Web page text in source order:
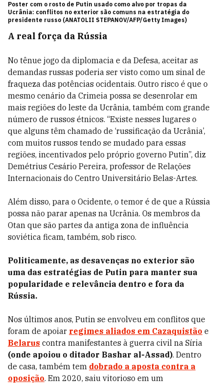
Poster com o rosto de Putin usado como alvo por tropas da
Ucrânia: conflitos no exterior são comuns na estratégia do
presidente russo (ANATOLII STEPANOV/AFP/Getty Images)
A real força da Rússia
No tênue jogo da diplomacia e da Defesa, aceitar as
demandas russas poderia ser visto como um sinal de
fraqueza das potências ocidentais. Outro risco é que o
mesmo cenário da Crimeia possa se desenrolar em
mais regiões do leste da Ucrânia, também com grande
número de russos étnicos. “Existe nesses lugares o
que alguns têm chamado de ‘russificação da Ucrânia’,
com muitos russos tendo se mudado para essas
regiões, incentivados pelo próprio governo Putin”, diz
Demétrius Cesário Pereira, professor de Relações
Internacionais do Centro Universitário Belas-Artes.
Além disso, para o Ocidente, o temor é de que a Rússia
possa não parar apenas na Ucrânia. Os membros da
Otan que são partes da antiga zona de influência
soviética ficam, também, sob risco.
Politicamente, as desavenças no exterior são
uma das estratégias de Putin para manter sua
popularidade e relevância dentro e fora da
Rússia.
Nos últimos anos, Putin se envolveu em conflitos que
foram de apoiar regimes aliados em Cazaquistão e
Belarus contra manifestantes à guerra civil na Síria
(onde apoiou o ditador Bashar al-Assad). Dentro
de casa, também tem dobrado a aposta contra a
oposição. Em 2020, saiu vitorioso em um